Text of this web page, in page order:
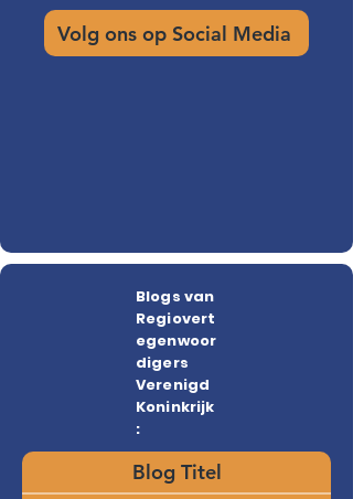
Volg ons op Social Media
Blogs van
Regiovert
egenwoor
digers
Verenigd
Koninkrijk
:
Blog Titel